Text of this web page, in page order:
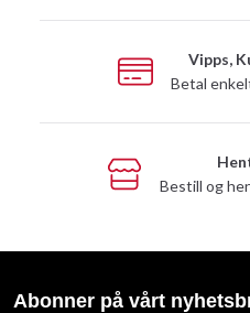
Vipps,
Betal
Bestill og
Abonner på vårt